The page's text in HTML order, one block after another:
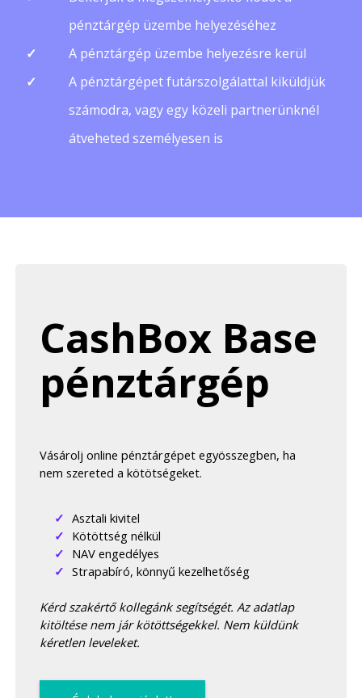
pénztárgép üzembe helyezéséhez
A pénztárgép üzembe helyezésre kerül
A pénztárgépet futárszolgálattal kiküldjük
számodra, vagy egy közeli partnerünknél
átveheted személyesen is
CashBox Base
pénztárgép
Vásárolj online pénztárgépet egyösszegben, ha
nem szereted a kötötségeket.
Asztali kivitel
Kötöttség nélkül
NAV engedélyes
Strapabíró, könnyű kezelhetőség
Kérd szakértő kollegánk segítségét. Az adatlap
kitöltése nem jár kötöttségekkel. Nem küldünk
kéretlen leveleket.